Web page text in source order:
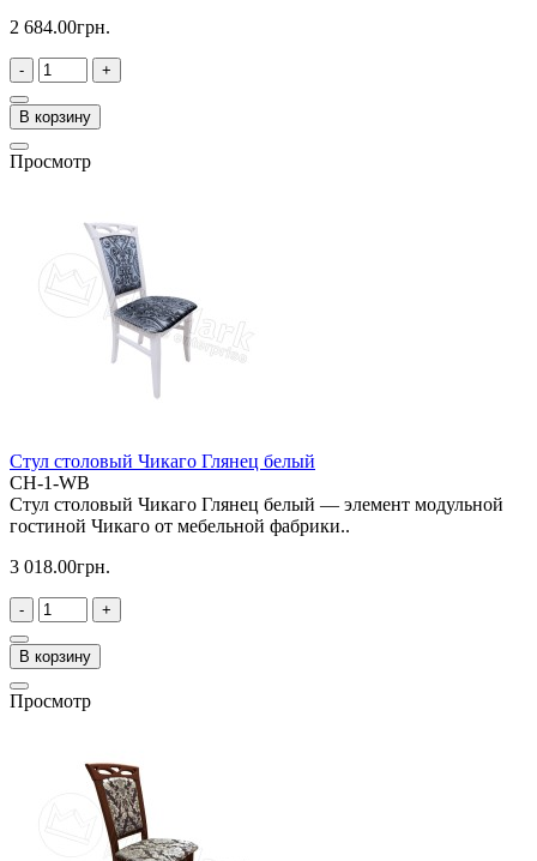
2 684.00грн.
- +
В корзину
Просмотр
Стул столовый Чикаго Глянец белый
CH-1-WB
Стул столовый Чикаго Глянец белый — элемент модульной
гостиной Чикаго от мебельной фабрики..
3 018.00грн.
- +
В корзину
Просмотр